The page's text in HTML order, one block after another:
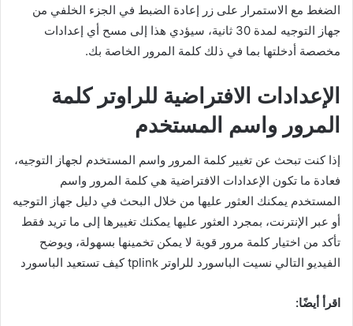
الضغط مع الاستمرار على زر إعادة الضبط في الجزء الخلفي من
جهاز التوجيه لمدة 30 ثانية، سيؤدي هذا إلى مسح أي إعدادات
مخصصة أدخلتها بما في ذلك كلمة المرور الخاصة بك.
الإعدادات الافتراضية للراوتر كلمة
المرور واسم المستخدم
إذا كنت تبحث عن تغيير كلمة المرور واسم المستخدم لجهاز التوجيه،
فعادة ما تكون الإعدادات الافتراضية هي كلمة المرور واسم
المستخدم يمكنك العثور عليها من خلال البحث في دليل جهاز التوجيه
أو عبر الإنترنت، بمجرد العثور عليها يمكنك تغييرها إلى ما تريد فقط
تأكد من اختيار كلمة مرور قوية لا يمكن تخمينها بسهولة، ويوضح
الفيديو التالي نسيت الباسورد للراوتر tplink كيف تستعيد الباسورد
اقرأ أيضًا: